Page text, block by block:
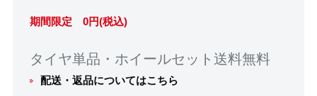
期間限定 0円(税込)
タイヤ単品・ホイールセット送料無料
配送・返品についてはこちら